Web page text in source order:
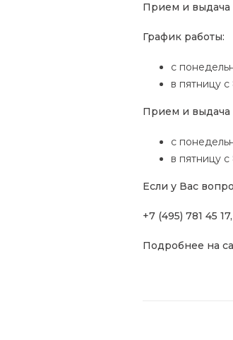
Прием и выдача
График работы:
с
в пятницу с
Прием и выдача
с
в пятницу
Если у Вас
+7 (495) 781 45 17,
Подробнее на